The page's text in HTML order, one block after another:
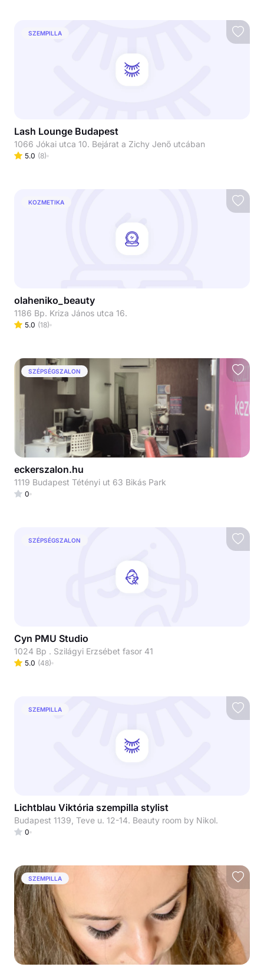
SZEMPILLA
Lash Lounge Budapest
1066 Jókai utca 10. Bejárat a Zichy Jenő utcában
5.0 (8)
KOZMETIKA
olaheniko_beauty
1186 Bp. Kriza János utca 16.
5.0 (18)
SZÉPSÉGSZALON
eckerszalon.hu
1119 Budapest Tétényi ut 63 Bikás Park
0
SZÉPSÉGSZALON
Cyn PMU Studio
1024 Bp . Szilágyi Erzsébet fasor 41
5.0 (48)
SZEMPILLA
Lichtblau Viktória szempilla stylist
Budapest 1139, Teve u. 12-14. Beauty room by Nikol.
0
SZEMPILLA